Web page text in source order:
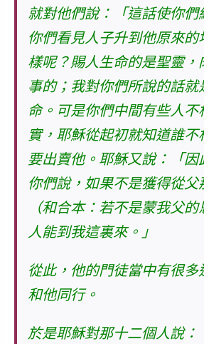
就對他們說：「這話使你們
你們看見人子升到他原來的
樣呢？賜人生命的是聖靈，
事的；我對你們所說的話就
命。可是你們中間有些人不
實，耶穌從起初就知道誰不
要出賣他。耶穌又說：「因
你們說，如果不是獲得從父
（和合本：若不是蒙我父
人能到我這裏來。」
從此，他的門徒當中有很多
和他同行。
於是耶穌對那十二個人說：